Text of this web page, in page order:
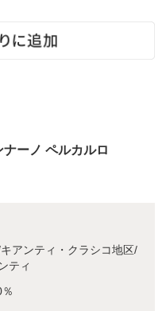
ーノ ペルカルロ
アンティ・クラシコ地区/
ティ